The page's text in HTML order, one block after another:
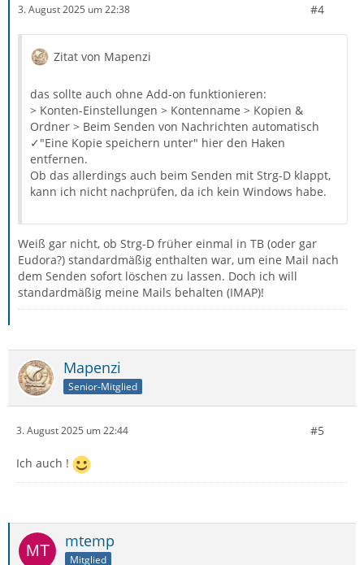
3. August 2025 um 22:38 #4
Zitat von Mapenzi
das sollte auch ohne Add-on funktionieren:
> Konten-Einstellungen > Kontenname > Kopien &
Ordner > Beim Senden von Nachrichten automatisch
✓"Eine Kopie speichern unter" hier den Haken
entfernen.
Ob das allerdings auch beim Senden mit Strg-D klappt,
kann ich nicht nachprüfen, da ich kein Windows habe.
Weiß gar nicht, ob Strg-D früher einmal in TB (oder gar
Eudora?) standardmäßig enthalten war, um eine Mail nach
dem Senden sofort löschen zu lassen. Doch ich will
standardmäßig meine Mails behalten (IMAP)!
Mapenzi
Senior-Mitglied
3. August 2025 um 22:44 #5
Ich auch !
mtemp
Mitglied